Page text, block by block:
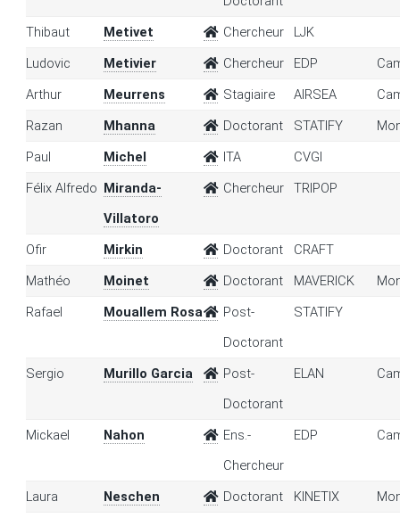
Thibaut
Metivet Chercheur
LJK
Ludovic
Metivier Chercheur EDP
Arthur
Meurrens Stagiaire AIRSEA
Razan
Mhanna Doctorant STATIFY
Paul
Michel ITA
CVGI
Félix Alfredo
Miranda-
Villatoro
Chercheur TRIPOP
Ofir Mirkin Doctorant
CRAFT
Mathéo
Moinet Doctorant MAVERICK
Rafael
Mouallem Rosa
Post-
Doctorant
STATIFY
Sergio Murillo Garcia
Post-
Doctorant
ELAN
Mickael Nahon
Ens.-
Chercheur
EDP
Laura Neschen Doctorant KINETIX